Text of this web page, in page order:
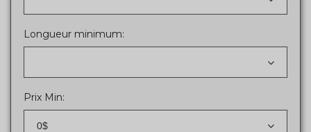
Longueur minimum:
Prix Min:
0$